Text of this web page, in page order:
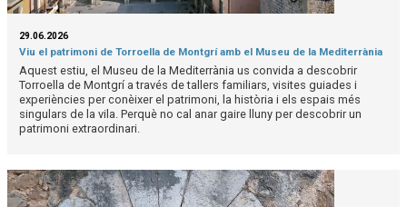
29.06.2026
Viu el patrimoni de Torroella de Montgrí amb el Museu de la Mediterrània
Aquest estiu, el Museu de la Mediterrània us convida a descobrir
Torroella de Montgrí a través de tallers familiars, visites guiades i
experiències per conèixer el patrimoni, la història i els espais més
singulars de la vila. Perquè no cal anar gaire lluny per descobrir un
patrimoni extraordinari.